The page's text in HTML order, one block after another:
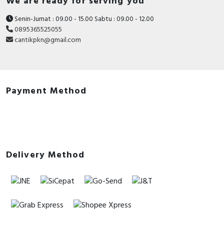
Senin-Jumat : 09.00 - 15.00 Sabtu : 09.00 - 12.00
0895365525055
cantikpkn@gmail.com
Payment Method
Delivery Method